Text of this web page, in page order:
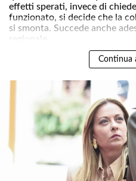
effetti sperati, invece di
funzionato, si decide che la
si smonta. Succede anche
regionale ..
Continua